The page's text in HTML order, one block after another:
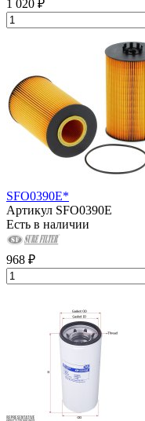
1 020 ₽
SFO0390E*
Артикул SFO0390E
Есть в наличии
968 ₽